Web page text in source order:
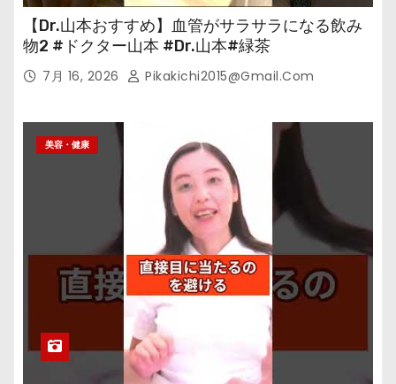
【Dr.山本おすすめ】血管がサラサラになる飲み
物2 #ドクター山本 #Dr.山本#緑茶
7月 16, 2026 Pikakichi2015@gmail.com
美容・健康